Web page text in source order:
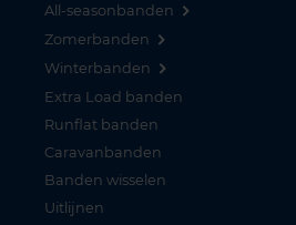
All-seasonbanden
Zomerbanden
Winterbanden
Extra Load banden
Runflat banden
Caravanbanden
Banden wisselen
Uitlijnen